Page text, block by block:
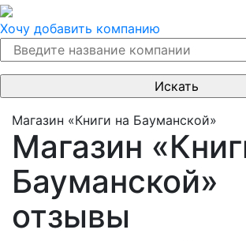
Хочу добавить компанию
Магазин «Книги на Бауманской»
Магазин
Бауманской»
отзывы